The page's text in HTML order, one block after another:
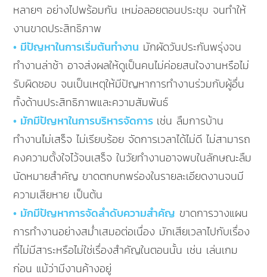
หลายๆ อย่างไปพร้อมกัน เหม่อลอยตอนประชุม จนทำให้
งานขาดประสิทธิภาพ
• มีปัญหาในการเริ่มต้นทำงาน มักผัดวันประกันพรุ่งจน
ทำงานล่าช้า อาจส่งผลให้ดูเป็นคนไม่ค่อยสนใจงานหรือไม่
รับผิดชอบ จนเป็นเหตุให้มีปัญหาการทำงานร่วมกับผู้อื่น
ทั้งด้านประสิทธิภาพและความสัมพันธ์
• มักมีปัญหาในการบริหารจัดการ เช่น ลืมการบ้าน
ทำงานไม่เสร็จ ไม่เรียบร้อย จัดการเวลาได้ไม่ดี ไม่สามารถ
คงความตั้งใจไว้จนเสร็จ ในวัยทำงานอาจพบในลักษณะลืม
นัดหมายสำคัญ ขาดตกบกพร่องในรายละเอียดงานจนมี
ความเสียหาย เป็นต้น
• มักมีปัญหาการจัดลำดับความสำคัญ ขาดการวางแผน
การทำงานอย่างสม่ำเสมอต่อเนื่อง มักเสียเวลาไปกับเรื่อง
ที่ไม่มีสาระหรือไม่ใช่เรื่องสำคัญในตอนนั้น เช่น เล่นเกม
ก่อน แม้ว่ามีงานค้างอยู่